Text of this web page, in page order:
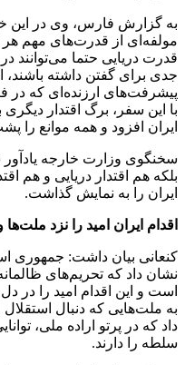
به گزارش فارس، وی در این
مولفه‌ای از قدرت‌های مهم
قدرت دریایی حتما می‌توانند
جدی برای گفتن داشته باشند،
پیشرفت‌های ارزنده‌ای که در
با این سفر، برگ اقتدار
ایران افزود و همه موانع
سخنگوی وزارت خارجه
بلکه هم اقتدار دریایی و هم
ایران را به نمایش گذاشت.
اقدام ایران امید را نزد
کنعانی بیان داشت: جمهوری
نشان داد که تحریم‌های
است و این اقدام امید را در
به ملت‌هایی که دنبال
داد که در پرتو اراده ملی،
سلطه را دارند.